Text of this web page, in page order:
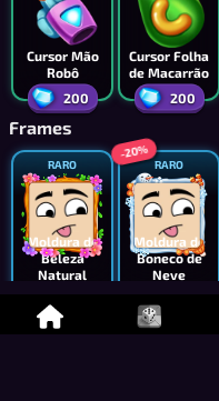
Cursor Mão
Robô
200
Cursor Folha
de Macarrão
200
Frames
RARO
Moldura de
Beleza
Natural
6,500
RARO
Moldura de
Boneco de
Neve
4,200
-20%
INCOMUM
-10%
INCOMUM
-10%